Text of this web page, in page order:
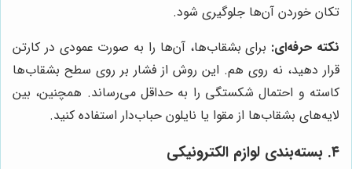
تکان خوردن آن‌ها جلوگیری شود.
نکته حرفه‌ای: برای بشقاب‌ها، آن‌ها را به صورت عمودی در کارتن
قرار دهید، نه روی هم. این روش از فشار بر روی سطح بشقاب‌ها
کاسته و احتمال شکستگی را به حداقل می‌رساند. همچنین، بین
لایه‌های بشقاب‌ها از مقوا یا نایلون حباب‌دار استفاده کنید.
۴. بسته‌بندی لوازم الکترونیکی